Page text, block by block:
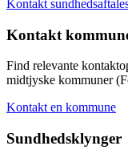
Kontakt
Kontakt
Find relevante
midtjyske kommuner
Kontakt en kommune
Sundhedsklynger